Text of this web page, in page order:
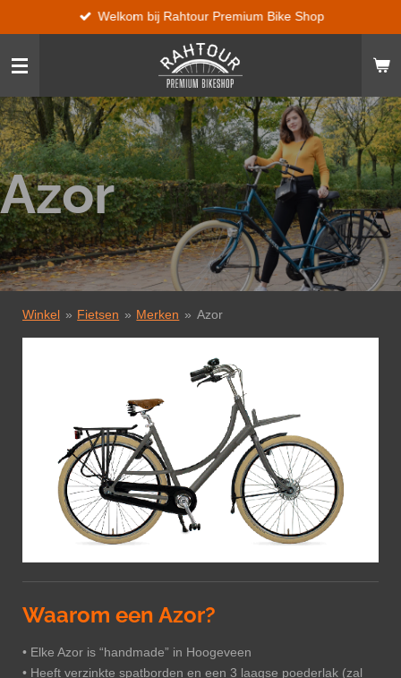
direct
naar
hoofdinhoud
Welkom bij Rahtour Premium Bike Shop
Azor
Winkel » Fietsen » Merken » Azor
Waarom een Azor?
• Elke Azor is “handmade” in Hoogeveen
• Heeft verzinkte spatborden en een 3 laagse poederlak (zal